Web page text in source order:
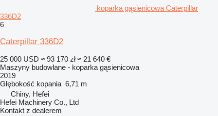
koparka gąsienicowa Caterpillar
336D2
6
Caterpillar 336D2
25 000 USD ≈ 93 170 zł ≈ 21 640 €
Maszyny budowlane - koparka gąsienicowa
2019
Głębokość kopania 6,71 m
Chiny, Hefei
Hefei Machinery Co., Ltd
Kontakt z dealerem